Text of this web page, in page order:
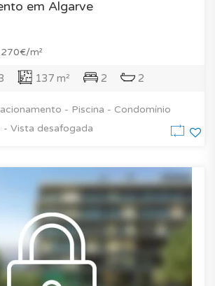
em Algarve
m²
137 m² 2 2
- Piscina - Condomínio
- Vista desafogada